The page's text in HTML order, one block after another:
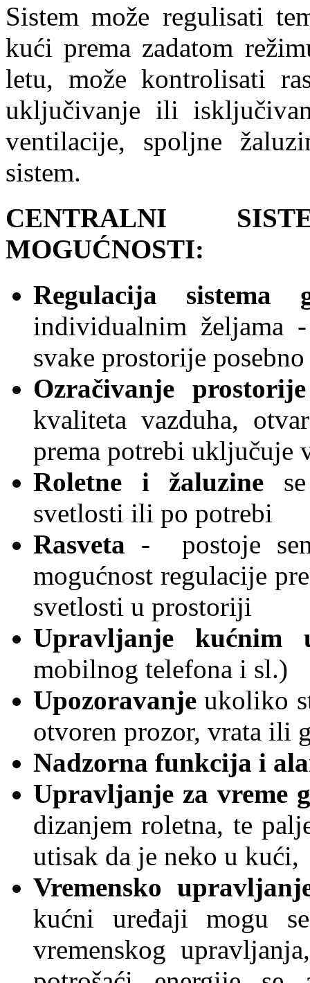
Sistem može regulisati
kući prema zadatom
letu, može kontrolisati
uključivanje ili
ventilacije, spoljne
sistem.
CENTRALNI
MOGUĆNOSTI:
Regulacija sistema
individualnim željama
svake prostorije posebno
Ozračivanje prostorije
kvaliteta vazduha,
prema potrebi uključuje
Roletne i žaluzine
svetlosti ili po potrebi
Rasveta - postoje
mogućnost regulacije
svetlosti u prostoriji
Upravljanje kućnim
mobilnog telefona i sl.)
Upozoravanje ukoliko
otvoren prozor, vrata ili
Nadzorna funkcija i
Upravljanje za vreme
dizanjem roletna, te
utisak da je neko u kući,
Vremensko
kućni uređaji mogu
vremenskog